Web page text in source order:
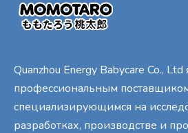
Quanzhou Energy Babycare Co., Ltd
профессиональным
специализирующимся на
разработках, производстве и